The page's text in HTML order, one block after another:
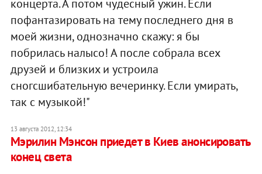
концерта. А потом чудесный ужин. Если
пофантазировать на тему последнего дня в
моей жизни, однозначно скажу: я бы
побрилась налысо! А после собрала всех
друзей и близких и устроила
сногсшибательную вечеринку. Если умирать,
так с музыкой!"
13 августа 2012, 12:34
Мэрилин Мэнсон приедет в Киев анонсировать
конец света